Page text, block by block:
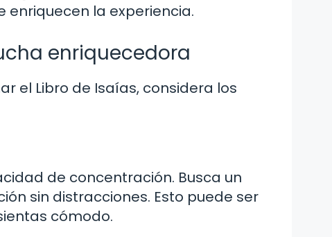
la experiencia.
enriquecedora
el Libro de Isaías, considera los
de concentración. Busca un
sin distracciones. Esto puede ser
cómodo.